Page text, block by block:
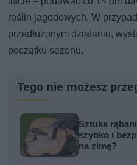
roślin jagodowych. W
przedłużonym działaniu,
początku sezonu.
Tego nie możesz
Sztuka
szybko i
na zimę?